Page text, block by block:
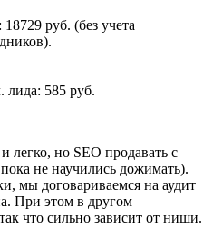
руб. (без учета
лида: 585 руб.
легко, но SEO продавать с
не научились дожимать).
мы договариваемся на аудит
При этом в другом
что сильно зависит от ниши.